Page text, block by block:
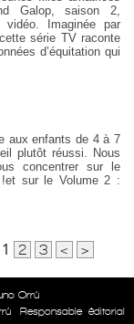
Galop, saison 2,
Imaginée par
série TV raconte
d’équitation qui
aux enfants de 4 à 7
plutôt réussi. Nous
concentrer sur le
sur le Volume 2 :
1 2 3 < >
Orrú
Responsable éditorial